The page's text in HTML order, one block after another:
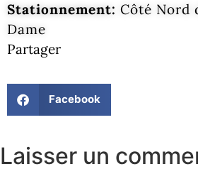
Stationnement: Côté Nord
Dame
Partager
Facebook
Laisser un